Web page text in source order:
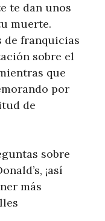
te dan unos
muerte.
de franquicias
sobre el
que
por
de
sobre
¡así
más